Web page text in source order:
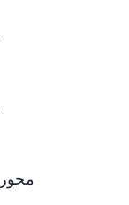
محور